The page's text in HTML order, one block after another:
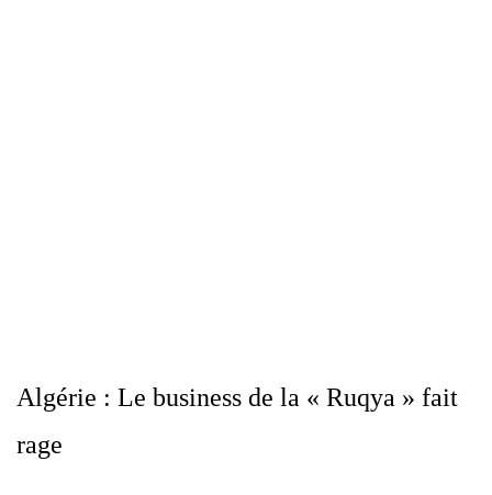
Algérie : Le business de la « Ruqya » fait
rage